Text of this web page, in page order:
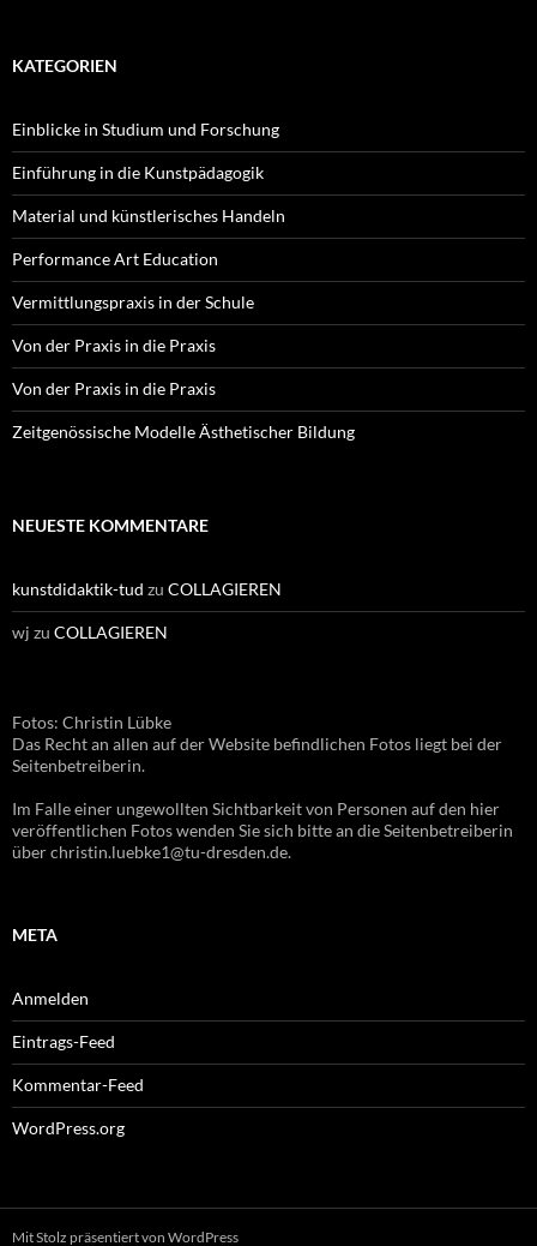
KATEGORIEN
Einblicke in Studium und Forschung
Einführung in die Kunstpädagogik
Material und künstlerisches Handeln
Performance Art Education
Vermittlungspraxis in der Schule
Von der Praxis in die Praxis
Von der Praxis in die Praxis
Zeitgenössische Modelle Ästhetischer Bildung
NEUESTE KOMMENTARE
kunstdidaktik-tud zu COLLAGIEREN
wj zu COLLAGIEREN
Fotos: Christin Lübke
Das Recht an allen auf der Website befindlichen Fotos liegt bei der
Seitenbetreiberin.
Im Falle einer ungewollten Sichtbarkeit von Personen auf den hier
veröffentlichen Fotos wenden Sie sich bitte an die Seitenbetreiberin
über christin.luebke1@tu-dresden.de.
META
Anmelden
Eintrags-Feed
Kommentar-Feed
WordPress.org
Mit Stolz präsentiert von WordPress